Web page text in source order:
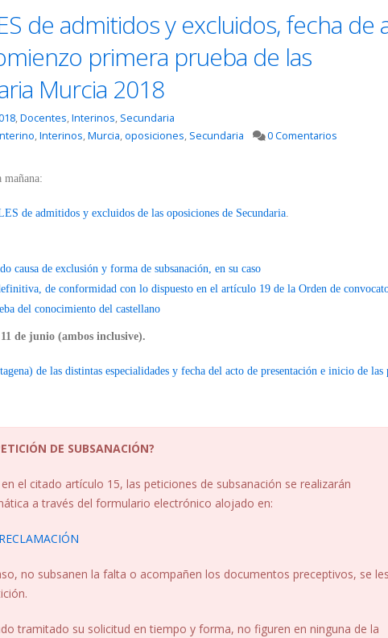
de admitidos y excluidos, fecha de
primera prueba de las
Murcia 2018
,Docentes,Interinos, Secundaria
,Interinos,Murcia,oposiciones, Secundaria 0 Comentarios
mañana:
de admitidos y excluidos de las oposiciones de Secundaria.
causa de exclusión y forma de subsanación, en su caso
de conformidad con lo dispuesto en el artículo 19 de la Orden de
del conocimiento del castellano
de junio (ambos inclusive).
de las distintas especialidades y fecha del acto de presentación e inicio de las
DE SUBSANACIÓN?
el citado artículo 15, las peticiones de subsanación se realizarán
a través del formulario electrónico alojado en:
no subsanen la falta o acompañen los documentos preceptivos, se
tramitado su solicitud en tiempo y forma, no figuren en ninguna de la